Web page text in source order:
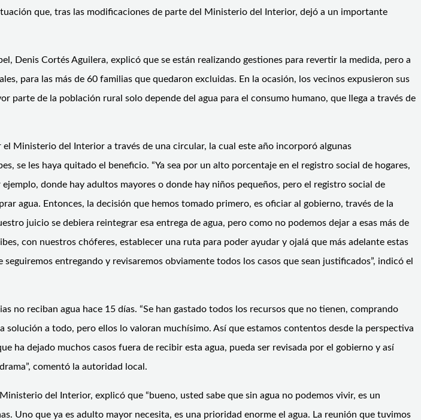
que, tras las modificaciones de parte del Ministerio del Interior, dejó a un importante
Denis Cortés Aguilera, explicó que se están realizando gestiones para revertir la medida, pero a
para las más de 60 familias que quedaron excluidas. En la ocasión, los vecinos expusieron sus
de la población rural solo depende del agua para el consumo humano, que llega a través de
Ministerio del Interior a través de una circular, la cual este año incorporó algunas
se les haya quitado el beneficio. “Ya sea por un alto porcentaje en el registro social de hogares,
donde hay adultos mayores o donde hay niños pequeños, pero el registro social de
agua. Entonces, la decisión que hemos tomado primero, es oficiar al gobierno, través de la
juicio se debiera reintegrar esa entrega de agua, pero como no podemos dejar a esas más de
con nuestros chóferes, establecer una ruta para poder ayudar y ojalá que más adelante estas
entregando y revisaremos obviamente todos los casos que sean justificados”, indicó el
no reciban agua hace 15 días. “Se han gastado todos los recursos que no tienen, comprando
solución a todo, pero ellos lo valoran muchísimo. Así que estamos contentos desde la perspectiva
ha dejado muchos casos fuera de recibir esta agua, pueda ser revisada por el gobierno y así
comentó la autoridad local.
del Interior, explicó que “bueno, usted sabe que sin agua no podemos vivir, es un
Uno que ya es adulto mayor necesita, es una prioridad enorme el agua. La reunión que tuvimos